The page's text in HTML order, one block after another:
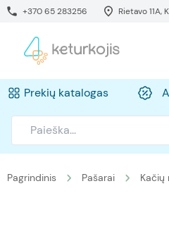
+370 65 283256 Rietavo 11A,
Prekių katalogas
Pagrindinis Pašarai Kačių